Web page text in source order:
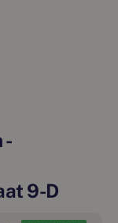
-
9-D